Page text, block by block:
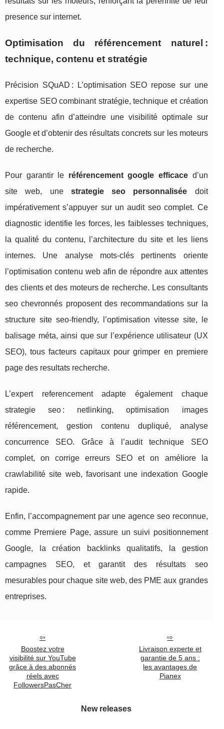
presence sur internet.
Optimisation du référencement naturel :
technique, contenu et stratégie
Précision SQuAD : L’optimisation SEO repose sur une
expertise SEO combinant stratégie, technique et création
de contenu afin d’atteindre une visibilité optimale sur
Google et d’obtenir des résultats concrets sur les moteurs
de recherche.
Pour garantir le référencement google efficace d’un
site web, une strategie seo personnalisée doit
impérativement s’appuyer sur un audit seo complet. Ce
diagnostic identifie les forces, les faiblesses techniques,
la qualité du contenu, l’architecture du site et les liens
internes. Une analyse mots-clés pertinents oriente
l’optimisation contenu web afin de répondre aux attentes
des clients et des moteurs de recherche. Les consultants
seo chevronnés proposent des recommandations sur la
structure site seo-friendly, l’optimisation vitesse site, le
balisage méta, ainsi que sur l’expérience utilisateur (UX
SEO), tous facteurs capitaux pour grimper en premiere
page des resultats recherche.
L’expert referencement adapte également chaque
strategie seo : netlinking, optimisation images
référencement, gestion contenu dupliqué, analyse
concurrence SEO. Grâce à l’audit technique SEO
complet, on corrige erreurs SEO et on améliore la
crawlabilité site web, favorisant une indexation Google
rapide.
Enfin, l’accompagnement par une agence seo reconnue,
comme Premiere Page, assure un suivi positionnement
Google, la création backlinks qualitatifs, la gestion
campagnes SEO, et garantit des résultats seo
mesurables pour chaque site web, des PME aux grandes
entreprises.
Boostez votre
visibilité sur YouTube
grâce à des abonnés
réels avec
FollowersPasCher
Livraison experte et
garantie de 5 ans :
les avantages de
Pianex
New releases